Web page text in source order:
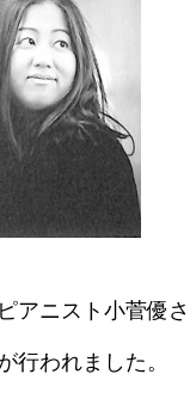
アニスト小菅優さ
行われました。